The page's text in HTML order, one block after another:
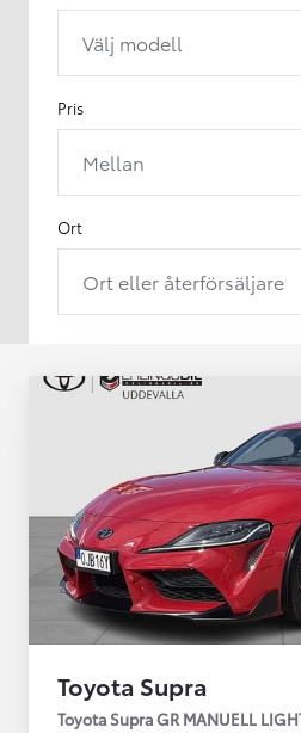
Välj modell
Pris
Mellan
Ort
Ort eller återförsäljare
Toyota Supra
Toyota Supra GR MANUELL